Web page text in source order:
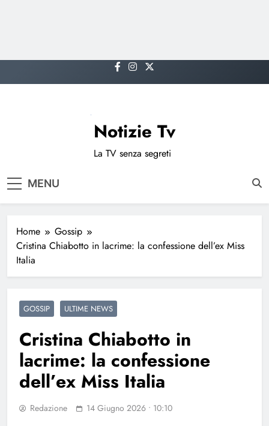
to
Notizie Tv
La TV senza segreti
MENU
Home
Gossip
Cristina Chiabotto in lacrime: la confessione dell’ex Miss
Italia
GOSSIP ULTIME NEWS
Cristina Chiabotto in
lacrime: la confessione
dell’ex Miss Italia
Redazione 14 Giugno 2026 • 10:10